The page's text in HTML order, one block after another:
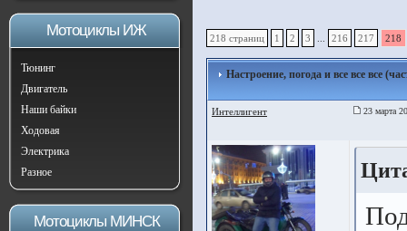
Мотоциклы ИЖ
Тюнинг
Двигатель
Наши байки
Ходовая
Электрика
Разное
Мотоциклы МИНСК
218 страниц 1 2 3 216 217 218
Настроение, погода и все все все
Интеллигент 23 марта